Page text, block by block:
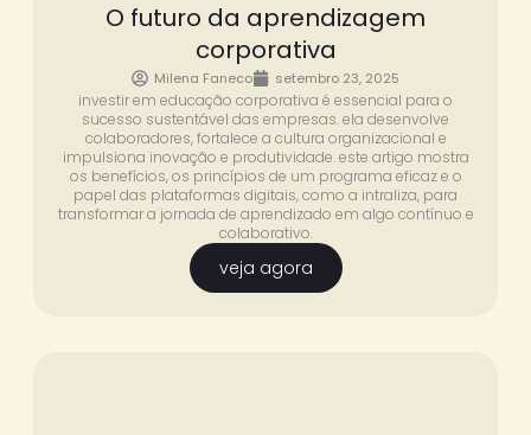
O futuro da aprendizagem
corporativa
Milena Faneco setembro 23, 2025
investir em educação corporativa é essencial para o
sucesso sustentável das empresas. ela desenvolve
colaboradores, fortalece a cultura organizacional e
impulsiona inovação e produtividade. este artigo mostra
os benefícios, os princípios de um programa eficaz e o
papel das plataformas digitais, como a intraliza, para
transformar a jornada de aprendizado em algo contínuo e
colaborativo.
veja agora